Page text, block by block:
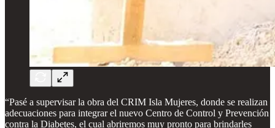
“Pasé a supervisar la obra del CRIM Isla Mujeres, donde se realizan
adecuaciones para integrar el nuevo Centro de Control y Prevención
contra la Diabetes, el cual abriremos muy pronto para brindarles